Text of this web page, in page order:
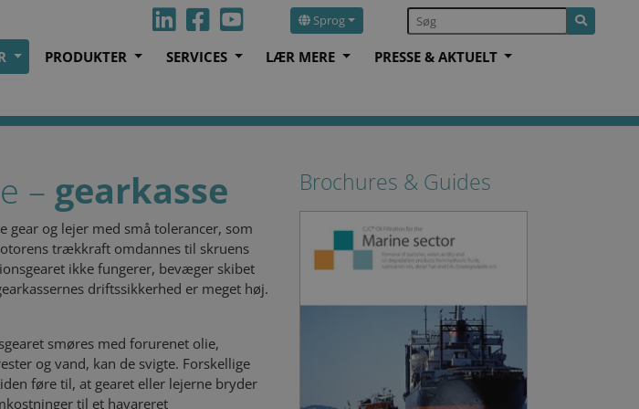
Sprog
PRODUKTER SERVICES LÆR MERE
PRESSE & AKTUELT
– gearkasse
gear og lejer med små tolerancer, som
trækkraft omdannes til skruens
ikke fungerer, bevæger skibet
driftssikkerhed er meget høj.
smøres med forurenet olie,
og vand, kan de svigte. Forskellige
føre til, at gearet eller lejerne bryder
til et havareret
Brochures & Guides